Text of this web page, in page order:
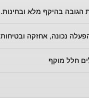
הגובה בהיקף מלא ובחינות.
נכונה, אחזקה ובטיחות
חלל מוקף